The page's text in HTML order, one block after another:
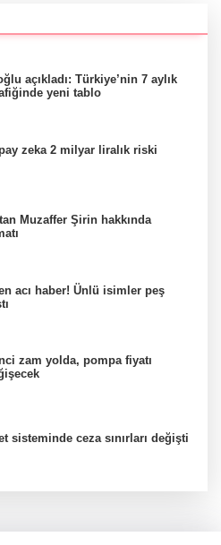
açıkladı: Türkiye’nin 7 aylık
yeni tablo
zeka 2 milyar liralık riski
Muzaffer Şirin hakkında
acı haber! Ünlü isimler peş
zam yolda, pompa fiyatı
sisteminde ceza sınırları değişti